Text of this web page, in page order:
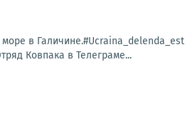
в Галичине.#Ucraina_delenda_est
Ковпака в Телеграме...